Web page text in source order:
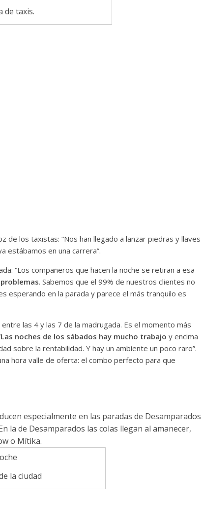
de taxis.
de los taxistas: “Nos han llegado a lanzar piedras y llaves
estábamos en una carrera”.
“Los compañeros que hacen la noche se retiran a esa
. Sabemos que el 99% de nuestros clientes no
esperando en la parada y parece el más tranquilo es
las 4 y las 7 de la madrugada. Es el momento más
Las noches de los sábados hay mucho trabajo y encima
sobre la rentabilidad. Y hay un ambiente un poco raro”.
hora valle de oferta: el combo perfecto para que
especialmente en las paradas de Desamparados
la de Desamparados las colas llegan al amanecer,
o Mítika.
la ciudad